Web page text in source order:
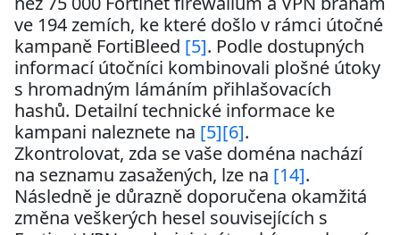
ve 194 zemích, ke které došlo v rámci útočné
kampaně FortiBleed [5]. Podle dostupných
informací útočníci kombinovali plošné útoky
s hromadným lámáním přihlašovacích
hashů. Detailní technické informace ke
kampani naleznete na [5][6].
Zkontrolovat, zda se vaše doména nachází
na seznamu zasažených, lze na [14].
Následně je důrazně doporučena okamžitá
změna veškerých hesel souvisejících s